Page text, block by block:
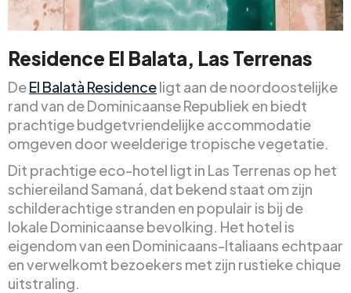
Residence El Balata, Las Terrenas
DeEl Balatà Residenceligt aan de noordoostelijke
rand van de Dominicaanse Republiek en biedt
prachtige budgetvriendelijke accommodatie
omgeven door weelderige tropische vegetatie.
Dit prachtige eco-hotel ligt in Las Terrenas op het
schiereiland Samaná, dat bekend staat om zijn
schilderachtige stranden en populair is bij de
lokale Dominicaanse bevolking. Het hotel is
eigendom van een Dominicaans-Italiaans echtpaar
en verwelkomt bezoekers met zijn rustieke chique
uitstraling.